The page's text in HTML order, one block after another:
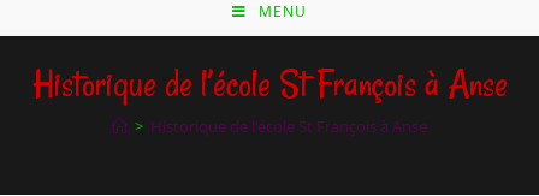
MENU
Historique de l’école St François à Anse
> Historique de l’école St François à Anse